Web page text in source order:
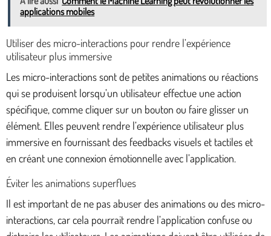
applications mobiles
Utiliser des micro-interactions pour rendre l’expérience
utilisateur plus immersive
Les micro-interactions sont de petites animations ou réactions
qui se produisent lorsqu’un utilisateur effectue une action
spécifique, comme cliquer sur un bouton ou faire glisser un
élément. Elles peuvent rendre l’expérience utilisateur plus
immersive en fournissant des feedbacks visuels et tactiles et
en créant une connexion émotionnelle avec l’application.
Éviter les animations superflues
Il est important de ne pas abuser des animations ou des micro-
interactions, car cela pourrait rendre l’application confuse ou